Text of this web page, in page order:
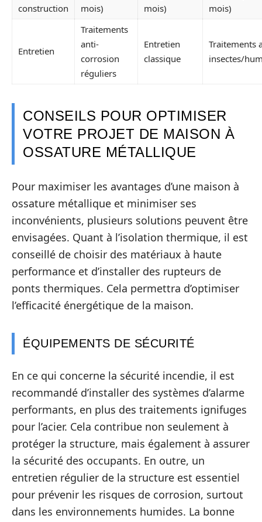
construction
mois)
mois)
mois)
Entretien
Traitements
anti-
corrosion
réguliers
Entretien
classique
Traitements
insectes/
CONSEILS POUR OPTIMISER
VOTRE PROJET DE MAISON À
OSSATURE MÉTALLIQUE
Pour maximiser les avantages d’une maison à
ossature métallique et minimiser ses
inconvénients, plusieurs solutions peuvent être
envisagées. Quant à l’isolation thermique, il est
conseillé de choisir des matériaux à haute
performance et d’installer des rupteurs de
ponts thermiques. Cela permettra d’optimiser
l’efficacité énergétique de la maison.
ÉQUIPEMENTS DE SÉCURITÉ
En ce qui concerne la sécurité incendie, il est
recommandé d’installer des systèmes d’alarme
performants, en plus des traitements ignifuges
pour l’acier. Cela contribue non seulement à
protéger la structure, mais également à assurer
la sécurité des occupants. En outre, un
entretien régulier de la structure est essentiel
pour prévenir les risques de corrosion, surtout
dans les environnements humides. La bonne